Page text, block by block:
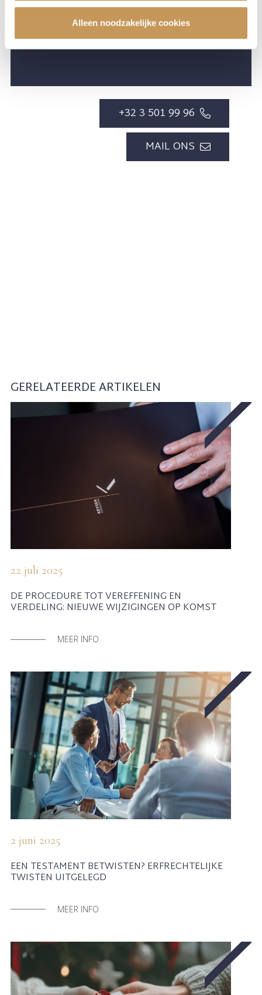
Alleen noodzakelijke cookies
en afstamming.Contacteer ons advocatenkantoor in Antwerpen
familierecht en familiaal vermogensrecht, in zowel binnen- als
buitenland.
+32 3 501 99 96
MAIL ONS
GERELATEERDE ARTIKELEN
22 juli 2025
DE PROCEDURE TOT VEREFFENING EN
VERDELING: NIEUWE WIJZIGINGEN OP KOMST
MEER INFO
2 juni 2025
EEN TESTAMENT BETWISTEN? ERFRECHTELIJKE
TWISTEN UITGELEGD
MEER INFO